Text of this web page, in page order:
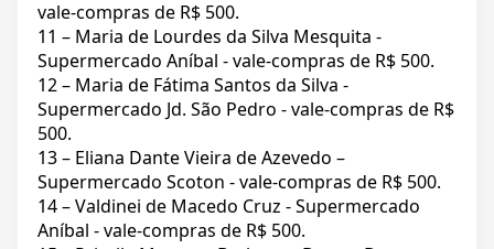
vale-compras de R$ 500.
11 – Maria de Lourdes da Silva Mesquita -
Supermercado Aníbal - vale-compras de R$ 500.
12 – Maria de Fátima Santos da Silva -
Supermercado Jd. São Pedro - vale-compras de R$
500.
13 – Eliana Dante Vieira de Azevedo –
Supermercado Scoton - vale-compras de R$ 500.
14 – Valdinei de Macedo Cruz - Supermercado
Aníbal - vale-compras de R$ 500.